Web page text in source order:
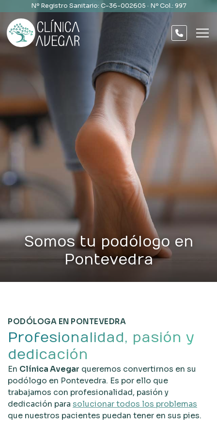
Somos tu podólogo en
Pontevedra
PODÓLOGA EN PONTEVEDRA
Profesionalidad, pasión y
dedicación
En Clínica Avegar queremos convertirnos en su
podólogo en Pontevedra. Es por ello que
trabajamos con profesionalidad, pasión y
dedicación para solucionar todos los problemas
que nuestros pacientes puedan tener en sus pies.